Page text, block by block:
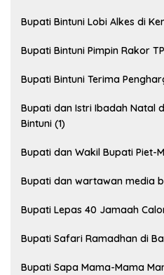
Bupati Bintuni Lobi Alkes di
Bupati Bintuni Pimpin Rakor
Bupati Bintuni Terima
Bupati dan Istri Ibadah Natal
Bintuni (1)
Bupati dan Wakil Bupati Piet-
Bupati dan wartawan media
Bupati Lepas 40 Jamaah
Bupati Safari Ramadhan di
Bupati Sapa Mama-Mama